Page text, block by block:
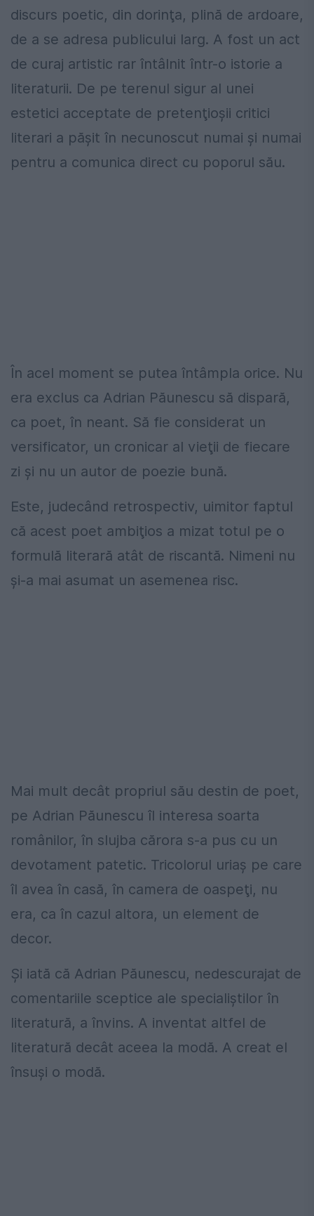
discurs poetic, din dorinţa, plină de ardoare,
de a se adresa publicului larg. A fost un act
de curaj artistic rar întâlnit într-o istorie a
literaturii. De pe terenul sigur al unei
estetici acceptate de pretenţioşii critici
literari a păşit în necunoscut numai şi numai
pentru a comunica direct cu poporul său.
În acel moment se putea întâmpla orice. Nu
era exclus ca Adrian Păunescu să dispară,
ca poet, în neant. Să fie considerat un
versificator, un cronicar al vieţii de fiecare
zi şi nu un autor de poezie bună.
Este, judecând retrospectiv, uimitor faptul
că acest poet ambiţios a mizat totul pe o
formulă literară atât de riscantă. Nimeni nu
şi-a mai asumat un asemenea risc.
Mai mult decât propriul său destin de poet,
pe Adrian Păunescu îl interesa soarta
românilor, în slujba cărora s-a pus cu un
devotament patetic. Tricolorul uriaş pe care
îl avea în casă, în camera de oaspeţi, nu
era, ca în cazul altora, un element de
decor.
Şi iată că Adrian Păunescu, nedescurajat de
comentariile sceptice ale specialiştilor în
literatură, a învins. A inventat altfel de
literatură decât aceea la modă. A creat el
însuşi o modă.